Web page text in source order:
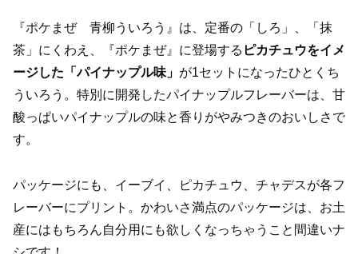
『ポケまぜ 青柳ういろう』は、定番の「しろ」、「抹
茶」にくわえ、『ポケまぜ』に登場する ピカチュウをイメ
ージした「パイナップル味」 が1セットになったひとくち
ういろう。特別に開発したパイナップルフレーバーは、甘
酸っぱいパイナップルの味と香りがやみつきのおいしさで
す。
パッケージにも、イーブイ、ピカチュウ、チャデスが各フ
レーバーにプリント。かわいさ満点のパッケージは、お土
産にはもちろん自分用にも欲しくなっちゃうこと間違いナ